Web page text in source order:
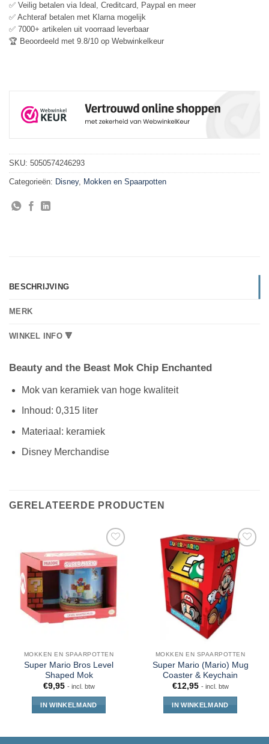
✅ Veilig betalen via Ideal, Creditcard, Paypal en meer
✅ Achteraf betalen met Klarna mogelijk
✅ 7000+ artikelen uit voorraad leverbaar
🏆 Beoordeeld met 9.8/10 op Webwinkelkeur
SKU: 5050574246293
Categorieën: Disney, Mokken en Spaarpotten
BESCHRIJVING
MERK
WINKEL INFO 🔻
Beauty and the Beast Mok Chip Enchanted
Mok van keramiek van hoge kwaliteit
Inhoud: 0,315 liter
Materiaal: keramiek
Disney Merchandise
GERELATEERDE PRODUCTEN
MOKKEN EN SPAARPOTTEN
Super Mario Bros Level
Shaped Mok
€9,95 - incl. btw
IN WINKELMAND
MOKKEN EN SPAARPOTTEN
Super Mario (Mario) Mug
Coaster & Keychain
€12,95 - incl. btw
IN WINKELMAND